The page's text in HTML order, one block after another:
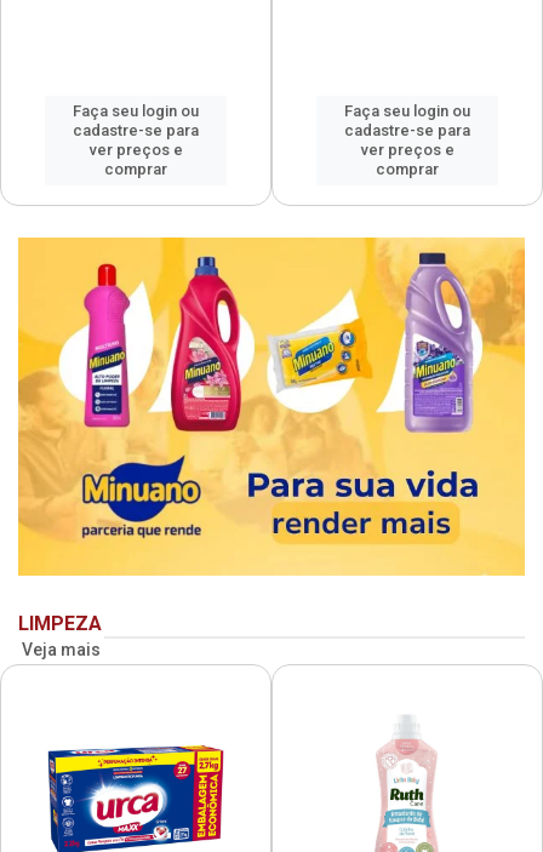
Faça seu login ou
cadastre-se para
ver preços e
comprar
Faça seu login ou
cadastre-se para
ver preços e
comprar
LIMPEZA
Veja mais